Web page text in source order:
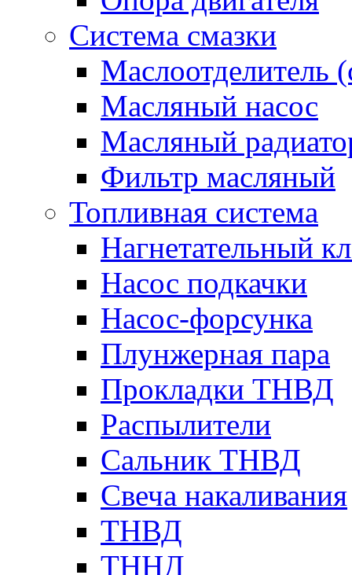
Система смазки
Маслоотделитель
Масляный насос
Масляный
Фильтр масляный
Топливная система
Нагнетательный
Насос подкачки
Насос-форсунка
Плунжерная пара
Прокладки ТНВД
Распылители
Сальник ТНВД
Свеча накаливания
ТНВД
ТННД